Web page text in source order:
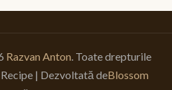
Razvan Anton. Toate drepturile
| Dezvoltată deBlossom